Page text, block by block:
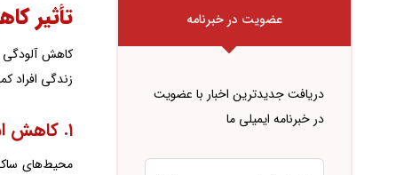
تأثیر
کاهش آلودگی
زندگی افراد
۱. کاهش استرس و اضطراب
محیط‌های
عضویت در خبرنامه
دریافت جدیدترین اخبار با عضویت
در خبرنامه ایمیلی ما